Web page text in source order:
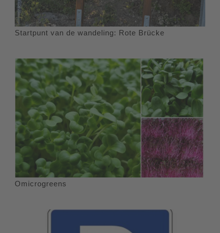
Startpunt van de wandeling: Rote Brücke
Omicrogreens